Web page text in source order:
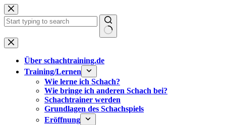
Zum
Inhalt
springen
Keine
Ergebnisse
Über schachtraining.de
Training/Lernen
Wie lerne ich Schach?
Wie bringe ich anderen Schach bei?
Schachtrainer werden
Grundlagen des Schachspiels
Eröffnung